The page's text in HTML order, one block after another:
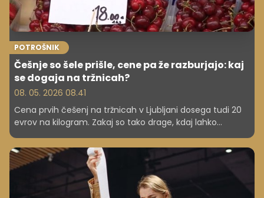
POTROŠNIK
Češnje so šele prišle, cene pa že razburjajo: kaj
se dogaja na tržnicah?
08. 05. 2026 08.41
Cena prvih češenj na tržnicah v Ljubljani dosega tudi 20
evrov na kilogram. Zakaj so tako drage, kdaj lahko
pričakujemo padec cen in kakšna bo letošnja letina?